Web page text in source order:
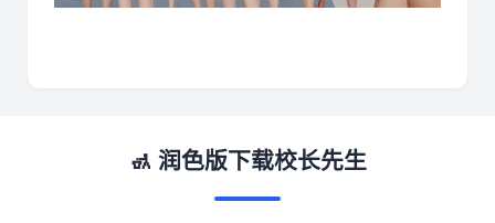
🚮 润色版下载校长先生